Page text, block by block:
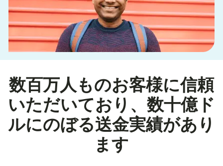
数百万人ものお客様に信頼
いただいており、数十億ド
ルにのぼる送金実績があり
ます